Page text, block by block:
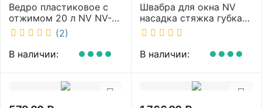
Ведро пластиковое с
отжимом 20 л NV NV-
10250-B
(2)
В наличии:
Швабра для окна NV
насадка стяжка губка
30 см телескопическая
рукоятка 70-110 см NV-
W3011
В наличии: